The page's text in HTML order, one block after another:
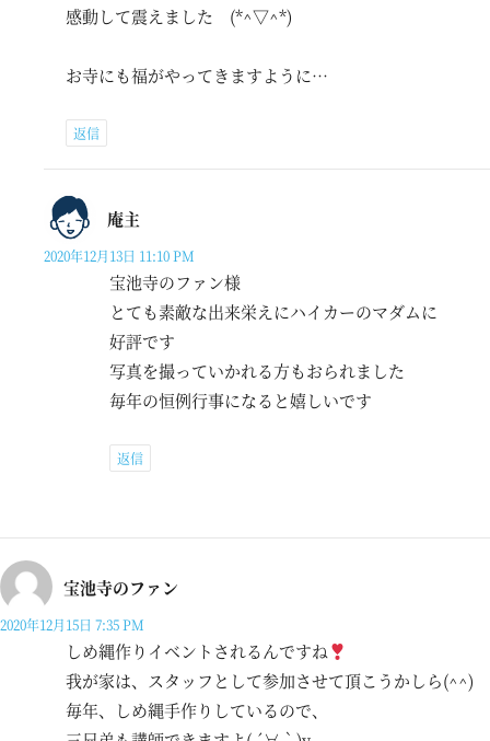
感動して震えました (*^▽^*)
お寺にも福がやってきますように…
返信
庵主
2020年12月13日 11:10 PM
宝池寺のファン様
とても素敵な出来栄えにハイカーのマダムに
好評です
写真を撮っていかれる方もおられました
毎年の恒例行事になると嬉しいです
返信
宝池寺のファン
2020年12月15日 7:35 PM
しめ縄作りイベントされるんですね
我が家は、スタッフとして参加させて頂こうかしら(^^)
毎年、しめ縄手作りしているので、